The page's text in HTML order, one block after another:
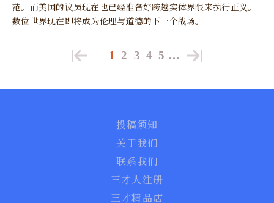
范。而美国的议员现在也已经准备好跨越实体界限来执行正义。
数位世界现在即将成为伦理与道德的下一个战场。
1 2 3 4 5 …
投稿须知
关于我们
联系我们
三才人注册
三才精品店